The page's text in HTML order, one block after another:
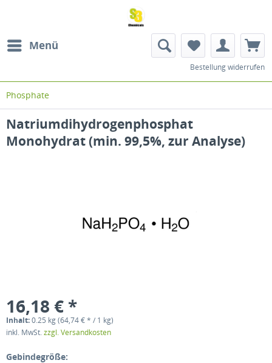
Menü
Bestellung widerrufen
Phosphate
Natriumdihydrogenphosphat
Monohydrat (min. 99,5%, zur Analyse)
16,18 € *
Inhalt:0.25 kg (64,74 € * / 1 kg)
inkl. MwSt.zzgl. Versandkosten
Gebindegröße: